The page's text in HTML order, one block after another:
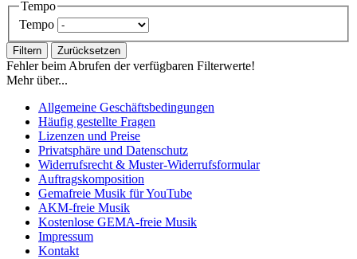
Tempo
Tempo
Filtern Zurücksetzen
Fehler beim Abrufen der verfügbaren Filterwerte!
Mehr über...
Allgemeine Geschäftsbedingungen
Häufig gestellte Fragen
Lizenzen und Preise
Privatsphäre und Datenschutz
Widerrufsrecht & Muster-Widerrufsformular
Auftragskomposition
Gemafreie Musik für YouTube
AKM-freie Musik
Kostenlose GEMA-freie Musik
Impressum
Kontakt